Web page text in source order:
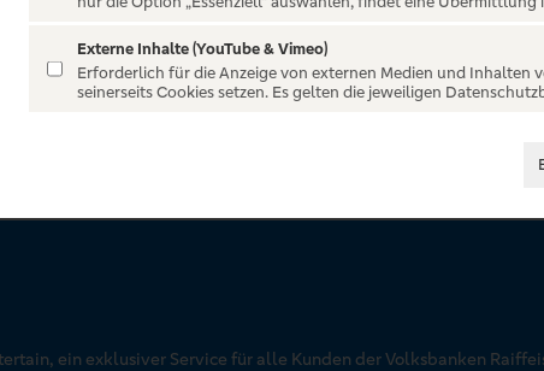
ein exklusiver Service für alle Kunden der Volksbanken
Externe Inhalte (YouTube & Vimeo)
Erforderlich für die Anzeige von externen Medien und Inhalten
seinerseits Cookies setzen. Es gelten die jeweiligen